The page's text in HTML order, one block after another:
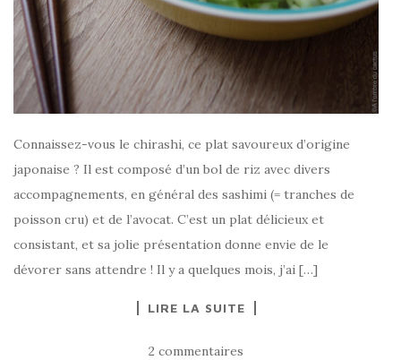
Connaissez-vous le chirashi, ce plat savoureux d’origine
japonaise ? Il est composé d’un bol de riz avec divers
accompagnements, en général des sashimi (= tranches de
poisson cru) et de l’avocat. C’est un plat délicieux et
consistant, et sa jolie présentation donne envie de le
dévorer sans attendre ! Il y a quelques mois, j’ai […]
LIRE LA SUITE
2 commentaires